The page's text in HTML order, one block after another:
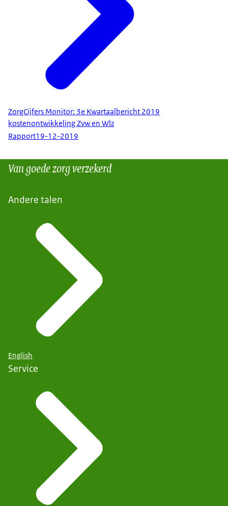
ZorgCijfers Monitor: 3e Kwartaalbericht 2019
kostenontwikkeling Zvw en Wlz
Rapport19-12-2019
Van goede zorg verzekerd
Andere talen
English
Service